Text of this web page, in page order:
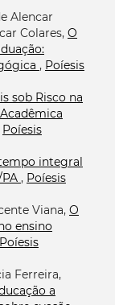
Alencar
Colares, O
, Poíesis
sob Risco na
Poíesis
integral
, Poíesis
Viana, O
ensino
Poíesis
Ferreira,
a